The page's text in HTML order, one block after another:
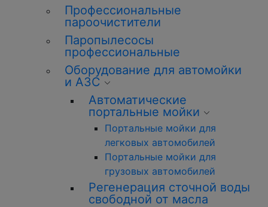
Профессиональные
пароочистители
Паропылесосы
профессиональные
Оборудование для автомойки
и АЗС
Автоматические
портальные мойки
Портальные мойки для
легковых автомобилей
Портальные мойки для
грузовых автомобилей
Регенерация сточной воды
свободной от масла